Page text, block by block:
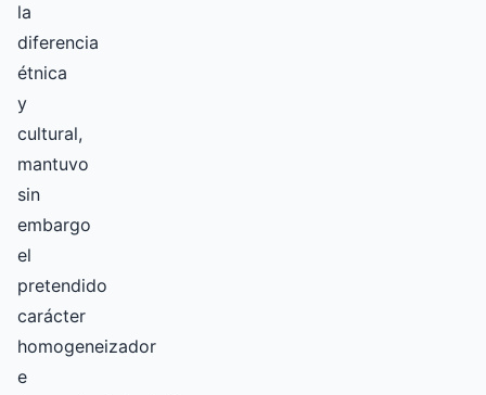
la
diferencia
étnica
y
cultural,
mantuvo
sin
embargo
el
pretendido
carácter
homogeneizador
e